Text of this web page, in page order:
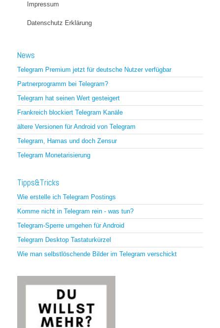
Impressum
Datenschutz Erklärung
News
Telegram Premium jetzt für deutsche Nutzer verfügbar
Partnerprogramm bei Telegram?
Telegram hat seinen Wert gesteigert
Frankreich blockiert Telegram Kanäle
ältere Versionen für Android von Telegram
Telegram, Hamas und doch Zensur
Telegram Monetarisierung
Tipps&Tricks
Wie erstelle ich Telegram Postings
Komme nicht in Telegram rein - was tun?
Telegram-Sperre umgehen für Android
Telegram Desktop Tastaturkürzel
Wie man selbstlöschende Bilder im Telegram verschickt